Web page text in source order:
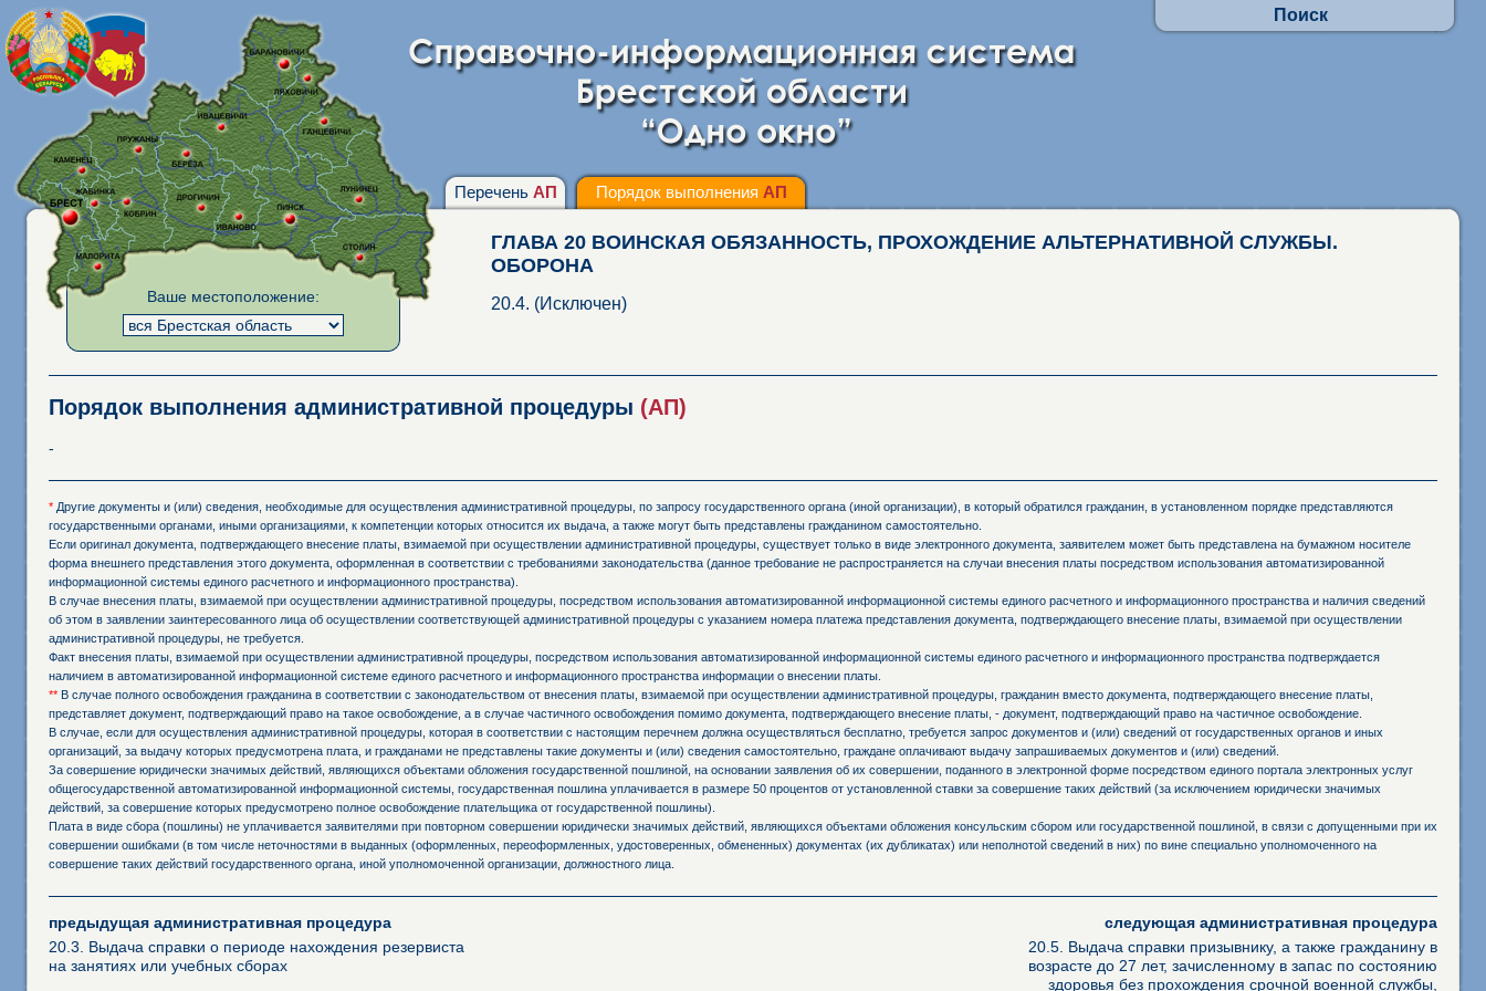
Ваше местоположение:
Поиск
Перечень АП Порядок выполнения АП
ГЛАВА 20 ВОИНСКАЯ ОБЯЗАННОСТЬ, ПРОХОЖДЕНИЕ АЛЬТЕРНАТИВНОЙ СЛУЖБЫ.
ОБОРОНА
20.4. (Исключен)
Порядок выполнения административной процедуры (АП)
-
* Другие документы и (или) сведения, необходимые для осуществления административной процедуры, по запросу государственного органа (иной организации), в который обратился гражданин, в установленном порядке представляются
государственными органами, иными организациями, к компетенции которых относится их выдача, а также могут быть представлены гражданином самостоятельно.
Если оригинал документа, подтверждающего внесение платы, взимаемой при осуществлении административной процедуры, существует только в виде электронного документа, заявителем может быть представлена на бумажном носителе
форма внешнего представления этого документа, оформленная в соответствии с требованиями законодательства (данное требование не распространяется на случаи внесения платы посредством использования автоматизированной
информационной системы единого расчетного и информационного пространства).
В случае внесения платы, взимаемой при осуществлении административной процедуры, посредством использования автоматизированной информационной системы единого расчетного и информационного пространства и наличия сведений
об этом в заявлении заинтересованного лица об осуществлении соответствующей административной процедуры с указанием номера платежа представления документа, подтверждающего внесение платы, взимаемой при осуществлении
административной процедуры, не требуется.
Факт внесения платы, взимаемой при осуществлении административной процедуры, посредством использования автоматизированной информационной системы единого расчетного и информационного пространства подтверждается
наличием в автоматизированной информационной системе единого расчетного и информационного пространства информации о внесении платы.
** В случае полного освобождения гражданина в соответствии с законодательством от внесения платы, взимаемой при осуществлении административной процедуры, гражданин вместо документа, подтверждающего внесение платы,
представляет документ, подтверждающий право на такое освобождение, а в случае частичного освобождения помимо документа, подтверждающего внесение платы, - документ, подтверждающий право на частичное освобождение.
В случае, если для осуществления административной процедуры, которая в соответствии с настоящим перечнем должна осуществляться бесплатно, требуется запрос документов и (или) сведений от государственных органов и иных
организаций, за выдачу которых предусмотрена плата, и гражданами не представлены такие документы и (или) сведения самостоятельно, граждане оплачивают выдачу запрашиваемых документов и (или) сведений.
За совершение юридически значимых действий, являющихся объектами обложения государственной пошлиной, на основании заявления об их совершении, поданного в электронной форме посредством единого портала электронных услуг
общегосударственной автоматизированной информационной системы, государственная пошлина уплачивается в размере 50 процентов от установленной ставки за совершение таких действий (за исключением юридически значимых
действий, за совершение которых предусмотрено полное освобождение плательщика от государственной пошлины).
Плата в виде сбора (пошлины) не уплачивается заявителями при повторном совершении юридически значимых действий, являющихся объектами обложения консульским сбором или государственной пошлиной, в связи с допущенными при их
совершении ошибками (в том числе неточностями в выданных (оформленных, переоформленных, удостоверенных, обмененных) документах (их дубликатах) или неполнотой сведений в них) по вине специально уполномоченного на
совершение таких действий государственного органа, иной уполномоченной организации, должностного лица.
предыдущая административная процедура
20.3. Выдача справки о периоде нахождения резервиста
на занятиях или учебных сборах
следующая административная процедура
20.5. Выдача справки призывнику, а также гражданину в
возрасте до 27 лет, зачисленному в запас по состоянию
здоровья без прохождения срочной военной службы,